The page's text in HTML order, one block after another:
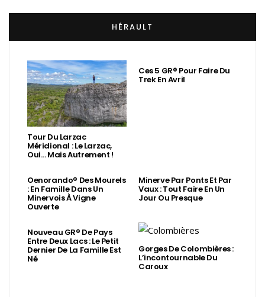
HÉRAULT
Tour Du Larzac
Méridional : Le Larzac,
Oui… Mais Autrement !
Ces 5 GR® Pour Faire Du
Trek En Avril
Oenorando® Des Mourels
: En Famille Dans Un
Minervois À Vigne
Ouverte
Minerve Par Ponts Et Par
Vaux : Tout Faire En Un
Jour Ou Presque
Nouveau GR® De Pays
Entre Deux Lacs : Le Petit
Dernier De La Famille Est
Né
Gorges De Colombières :
L’incontournable Du
Caroux